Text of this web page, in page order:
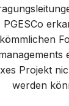
PGESCo
Projekt
werden